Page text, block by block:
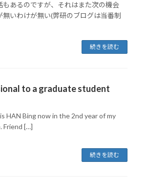
あるのですが、それはまた次の機会
いわけが無い(弊研のブログは当番制
続きを読む
to a graduate student
HAN Bing now in the 2nd year of my
Friend […]
続きを読む